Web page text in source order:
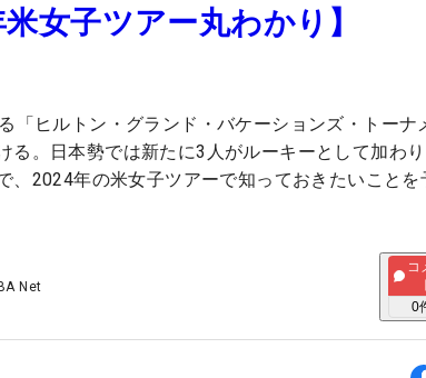
女子ツアー丸わかり】
「ヒルトン・グランド・バケーションズ・トーナ
る。日本勢では新たに3人がルーキーとして加わ
、2024年の米女子ツアーで知っておきたいことを
Net
コ
0